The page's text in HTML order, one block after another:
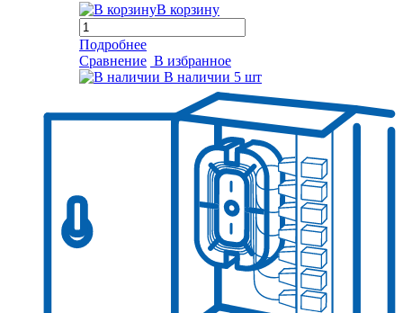
В корзину
Подробнее
Сравнение В избранное
В наличии 5 шт